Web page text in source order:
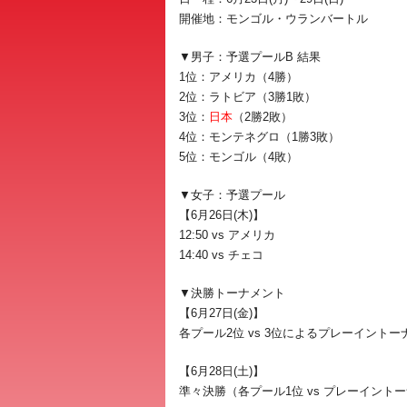
開催地：モンゴル・ウランバートル
▼男子：予選プールB 結果
1位：アメリカ（4勝）
2位：ラトビア（3勝1敗）
3位： 日本 （2勝2敗）
4位：モンテネグロ（1勝3敗）
5位：モンゴル（4敗）
▼女子：予選プール
【6月26日(木)】
12:50 vs アメリカ
14:40 vs チェコ
▼決勝トーナメント
【6月27日(金)】
各プール2位 vs 3位によるプレーイントー
【6月28日(土)】
準々決勝（各プール1位 vs プレーイントー